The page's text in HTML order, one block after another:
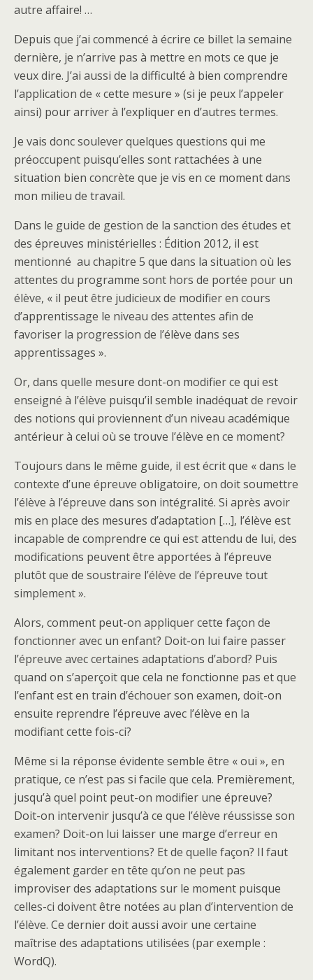
autre affaire! …
Depuis que j’ai commencé à écrire ce billet la semaine
dernière, je n’arrive pas à mettre en mots ce que je
veux dire. J’ai aussi de la difficulté à bien comprendre
l’application de « cette mesure » (si je peux l’appeler
ainsi) pour arriver à l’expliquer en d’autres termes.
Je vais donc soulever quelques questions qui me
préoccupent puisqu’elles sont rattachées à une
situation bien concrète que je vis en ce moment dans
mon milieu de travail.
Dans le guide de gestion de la sanction des études et
des épreuves ministérielles : Édition 2012, il est
mentionné au chapitre 5 que dans la situation où les
attentes du programme sont hors de portée pour un
élève, « il peut être judicieux de modifier en cours
d’apprentissage le niveau des attentes afin de
favoriser la progression de l’élève dans ses
apprentissages ».
Or, dans quelle mesure dont-on modifier ce qui est
enseigné à l’élève puisqu’il semble inadéquat de revoir
des notions qui proviennent d’un niveau académique
antérieur à celui où se trouve l’élève en ce moment?
Toujours dans le même guide, il est écrit que « dans le
contexte d’une épreuve obligatoire, on doit soumettre
l’élève à l’épreuve dans son intégralité. Si après avoir
mis en place des mesures d’adaptation […], l’élève est
incapable de comprendre ce qui est attendu de lui, des
modifications peuvent être apportées à l’épreuve
plutôt que de soustraire l’élève de l’épreuve tout
simplement ».
Alors, comment peut-on appliquer cette façon de
fonctionner avec un enfant? Doit-on lui faire passer
l’épreuve avec certaines adaptations d’abord? Puis
quand on s’aperçoit que cela ne fonctionne pas et que
l’enfant est en train d’échouer son examen, doit-on
ensuite reprendre l’épreuve avec l’élève en la
modifiant cette fois-ci?
Même si la réponse évidente semble être « oui », en
pratique, ce n’est pas si facile que cela. Premièrement,
jusqu’à quel point peut-on modifier une épreuve?
Doit-on intervenir jusqu’à ce que l’élève réussisse son
examen? Doit-on lui laisser une marge d’erreur en
limitant nos interventions? Et de quelle façon? Il faut
également garder en tête qu’on ne peut pas
improviser des adaptations sur le moment puisque
celles-ci doivent être notées au plan d’intervention de
l’élève. Ce dernier doit aussi avoir une certaine
maîtrise des adaptations utilisées (par exemple :
WordQ).